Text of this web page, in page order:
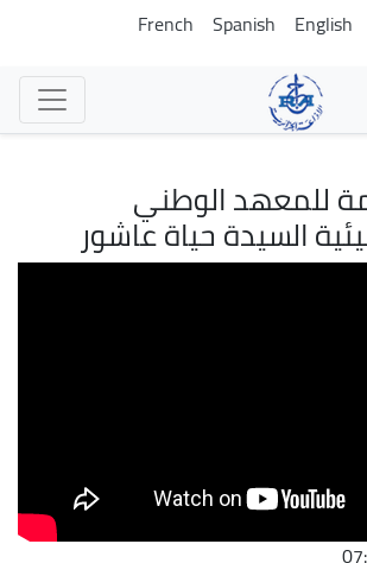
تجاوز
English
Spanish
French
للمعهد الوطني
السيدة حياة عاشور